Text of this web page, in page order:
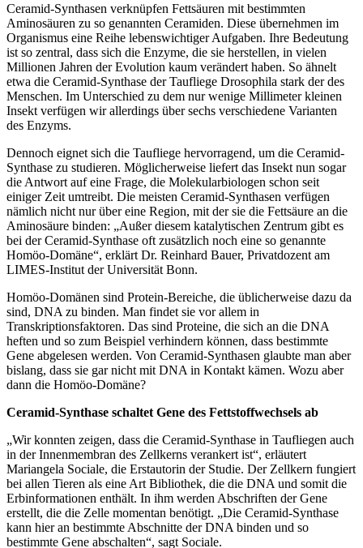
Ceramid-Synthasen verknüpfen Fettsäuren mit bestimmten
Aminosäuren zu so genannten Ceramiden. Diese übernehmen im
Organismus eine Reihe lebenswichtiger Aufgaben. Ihre Bedeutung
ist so zentral, dass sich die Enzyme, die sie herstellen, in vielen
Millionen Jahren der Evolution kaum verändert haben. So ähnelt
etwa die Ceramid-Synthase der Taufliege Drosophila stark der des
Menschen. Im Unterschied zu dem nur wenige Millimeter kleinen
Insekt verfügen wir allerdings über sechs verschiedene Varianten
des Enzyms.
Dennoch eignet sich die Taufliege hervorragend, um die Ceramid-
Synthase zu studieren. Möglicherweise liefert das Insekt nun sogar
die Antwort auf eine Frage, die Molekularbiologen schon seit
einiger Zeit umtreibt. Die meisten Ceramid-Synthasen verfügen
nämlich nicht nur über eine Region, mit der sie die Fettsäure an die
Aminosäure binden: „Außer diesem katalytischen Zentrum gibt es
bei der Ceramid-Synthase oft zusätzlich noch eine so genannte
Homöo-Domäne“, erklärt Dr. Reinhard Bauer, Privatdozent am
LIMES-Institut der Universität Bonn.
Homöo-Domänen sind Protein-Bereiche, die üblicherweise dazu da
sind, DNA zu binden. Man findet sie vor allem in
Transkriptionsfaktoren. Das sind Proteine, die sich an die DNA
heften und so zum Beispiel verhindern können, dass bestimmte
Gene abgelesen werden. Von Ceramid-Synthasen glaubte man aber
bislang, dass sie gar nicht mit DNA in Kontakt kämen. Wozu aber
dann die Homöo-Domäne?
Ceramid-Synthase schaltet Gene des Fettstoffwechsels ab
„Wir konnten zeigen, dass die Ceramid-Synthase in Taufliegen auch
in der Innenmembran des Zellkerns verankert ist“, erläutert
Mariangela Sociale, die Erstautorin der Studie. Der Zellkern fungiert
bei allen Tieren als eine Art Bibliothek, die die DNA und somit die
Erbinformationen enthält. In ihm werden Abschriften der Gene
erstellt, die die Zelle momentan benötigt. „Die Ceramid-Synthase
kann hier an bestimmte Abschnitte der DNA binden und so
bestimmte Gene abschalten“, sagt Sociale.